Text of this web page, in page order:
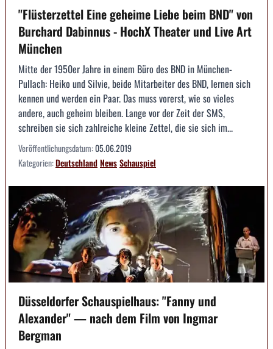
"Flüsterzettel Eine geheime Liebe beim BND" von
Burchard Dabinnus - HochX Theater und Live Art
München
Mitte der 1950er Jahre in einem Büro des BND in München-
Pullach: Heiko und Silvie, beide Mitarbeiter des BND, lernen sich
kennen und werden ein Paar. Das muss vorerst, wie so vieles
andere, auch geheim bleiben. Lange vor der Zeit der SMS,
schreiben sie sich zahlreiche kleine Zettel, die sie sich im...
Veröffentlichungsdatum:05.06.2019
Kategorien:DeutschlandNewsSchauspiel
Düsseldorfer Schauspielhaus: "Fanny und
Alexander" — nach dem Film von Ingmar
Bergman